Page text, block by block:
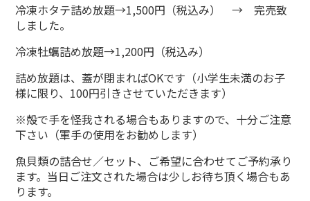
冷凍ホタテ詰め放題→1,500円（税込み） → 完売致
しました。
冷凍牡蠣詰め放題→1,200円（税込み）
詰め放題は、蓋が閉まればOKです（小学生未満のお子
様に限り、100円引きさせていただきます）
※殻で手を怪我される場合もありますので、十分ご注意
下さい（軍手の使用をお勧めします）
魚貝類の詰合せ／セット、ご希望に合わせてご予約承り
ます。当日ご注文された場合は少しお待ち頂く場合もあ
ります。